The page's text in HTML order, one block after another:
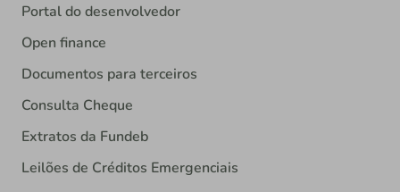
Portal do desenvolvedor
Open finance
Documentos para terceiros
Consulta Cheque
Extratos da Fundeb
Leilões de Créditos Emergenciais